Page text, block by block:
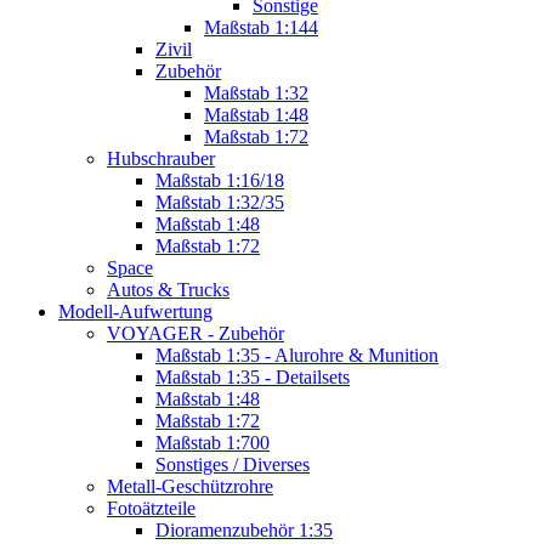
Sonstige
Maßstab 1:144
Zivil
Zubehör
Maßstab 1:32
Maßstab 1:48
Maßstab 1:72
Hubschrauber
Maßstab 1:16/18
Maßstab 1:32/35
Maßstab 1:48
Maßstab 1:72
Space
Autos & Trucks
Modell-Aufwertung
VOYAGER - Zubehör
Maßstab 1:35 - Alurohre & Munition
Maßstab 1:35 - Detailsets
Maßstab 1:48
Maßstab 1:72
Maßstab 1:700
Sonstiges / Diverses
Metall-Geschützrohre
Fotoätzteile
Dioramenzubehör 1:35